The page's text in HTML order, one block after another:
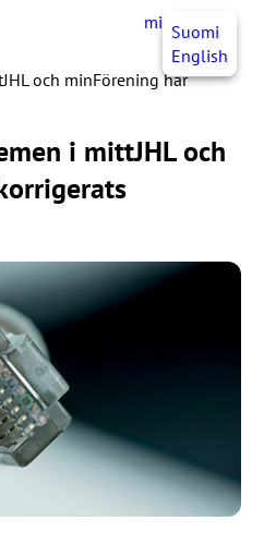
mittJHL SV
Suomi
English
och minFörening har
i mittJHL och